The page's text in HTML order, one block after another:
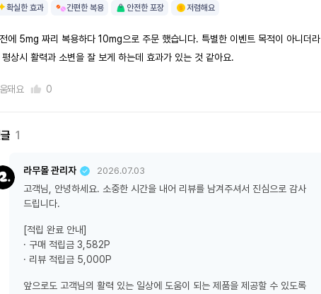
확실한 효과 간편한 복용 안전한 포장 저렴해요
에 5mg 짜리 복용하다 10mg으로 주문 했습니다. 특별한 이벤트 목적이 아니더라
평상시 활력과 소변을 잘 보게 하는데 효과가 있는 것 같아요.
돼요 0
1
라무몰 관리자 2026.07.03
고객님, 안녕하세요. 소중한 시간을 내어 리뷰를 남겨주셔서 진심으로 감사
드립니다.
[적립 완료 안내]
· 구매 적립금 3,582P
· 리뷰 적립금 5,000P
앞으로도 고객님의 활력 있는 일상에 도움이 되는 제품을 제공할 수 있도록